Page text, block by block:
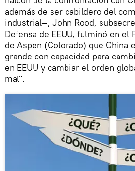
además de ser cabildero del
industrial—, John Rood,
Defensa de EEUU, fulminó en el
de Aspen (Colorado) que China
grande con capacidad para
en EEUU y cambiar el orden
mal".